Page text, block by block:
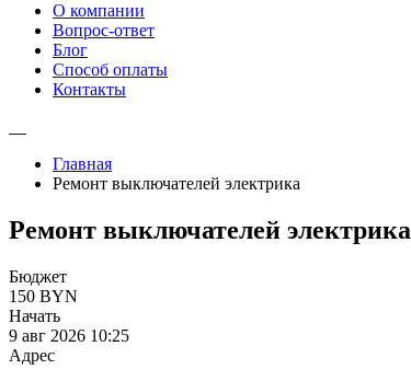
О компании
Вопрос-ответ
Блог
Способ оплаты
Контакты
Главная
Ремонт выключателей электрика
Ремонт выключателей электрика
Бюджет
150 BYN
Начать
9 авг 2026 10:25
Адрес